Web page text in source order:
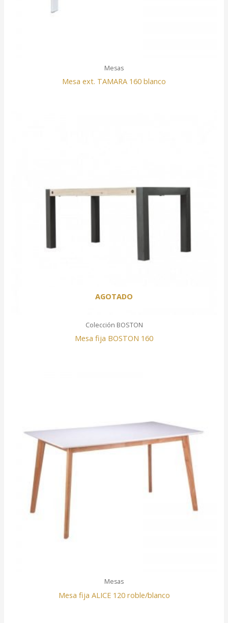
Mesas
Mesa ext. TAMARA 160 blanco
AGOTADO
Colección BOSTON
Mesa fija BOSTON 160
Mesas
Mesa fija ALICE 120 roble/blanco